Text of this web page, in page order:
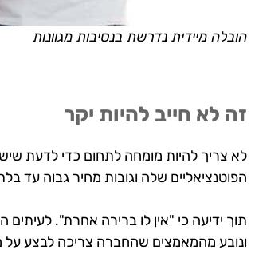
הובלה מיידית נדרשת בנסיבות מגוונות
זה לא חייב להיות יקר
לא צריך להיות מומחה לתחום כדי לדעת
הפוטנציאליים שלה וגובות מחיר גבוה עד
תוך ידיעה כי "אין לו ברירה אחרת". לעיתים
ונובע מהמאמצים שהחברה צריכה לבצע